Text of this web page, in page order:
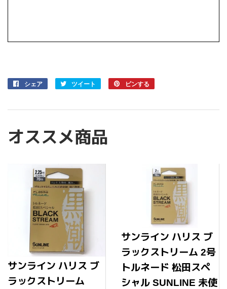
シェア
Facebook
す
ツイート
Twitter
す
る
ピンする
オススメ商品
サンライン ハリス ブ
ラックストリーム
サンライン ハリス ブ
ラックストリーム 2号
トルネード 松田スペ
シャル SUNLINE 未使